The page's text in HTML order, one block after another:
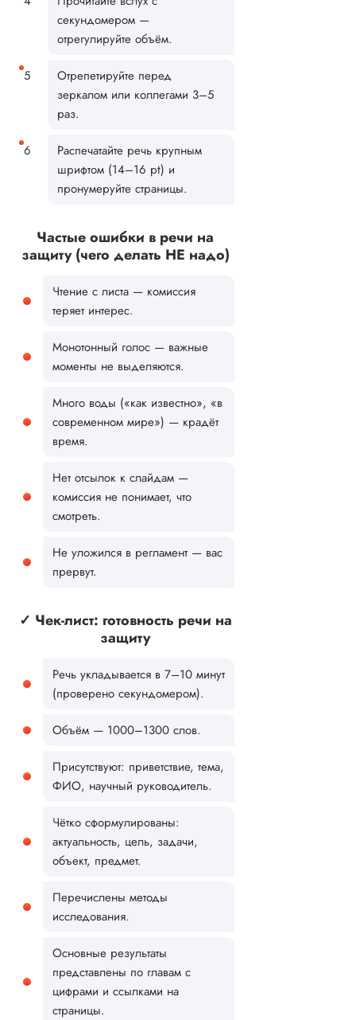
секундомером —
отрегулируйте объём.
Отрепетируйте перед
зеркалом или коллегами 3–5
раз.
Распечатайте речь крупным
шрифтом (14–16 pt) и
пронумеруйте страницы.
Частые ошибки в речи на
защиту (чего делать НЕ надо)
Чтение с листа — комиссия
теряет интерес.
Монотонный голос — важные
моменты не выделяются.
Много воды («как известно», «в
современном мире») — крадёт
время.
Нет отсылок к слайдам —
комиссия не понимает, что
смотреть.
Не уложился в регламент — вас
прервут.
✓ Чек-лист: готовность речи на
защиту
Речь укладывается в 7–10 минут
(проверено секундомером).
Объём — 1000–1300 слов.
Присутствуют: приветствие, тема,
ФИО, научный руководитель.
Чётко сформулированы:
актуальность, цель, задачи,
объект, предмет.
Перечислены методы
исследования.
Основные результаты
представлены по главам с
цифрами и ссылками на
страницы.